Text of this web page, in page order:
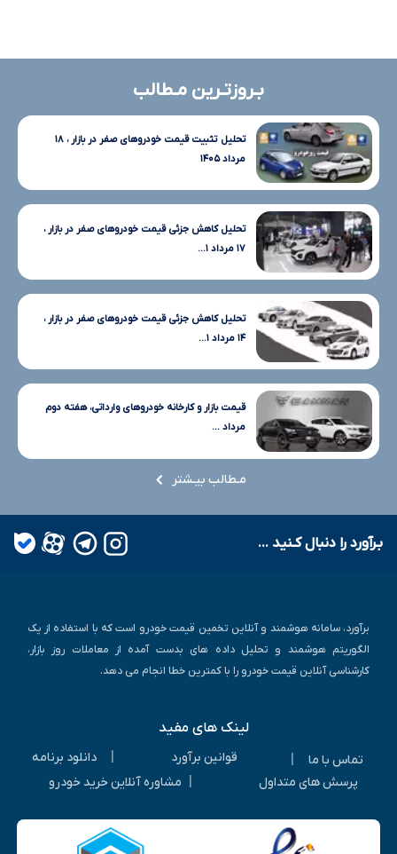
بـروزتـرین مـطالب
تحلیل تثبیت قیمت خودروهای صفر در بازار ، ۱۸
مرداد ۱۴۰۵
تحلیل کاهش جزئی قیمت خودروهای صفر در بازار ،
۱۷ مرداد ۱...
تحلیل کاهش جزئی قیمت خودروهای صفر در بازار ،
۱۴ مرداد ۱...
قیمت بازار و کارخانه خودروهای وارداتی، هفته دوم
مرداد ...
مـطالب بیـشتر
بـرآورد را دنبال کـنید ...
برآورد، سامانه هوشمند و آنلاین تخمین قیمت خودرو است که با استفاده از یک
الگوریتم هوشمند و تحلیل داده های بدست آمده از معاملات روز بازار،
کارشناسی آنلاین قیمت خودرو را با کمترین خطا انجام می دهد.
لینک های مفید
تماس با ما قوانین برآورد
دانلود برنامه
پرسش های متداول
مشاوره آنلاین خرید خودرو